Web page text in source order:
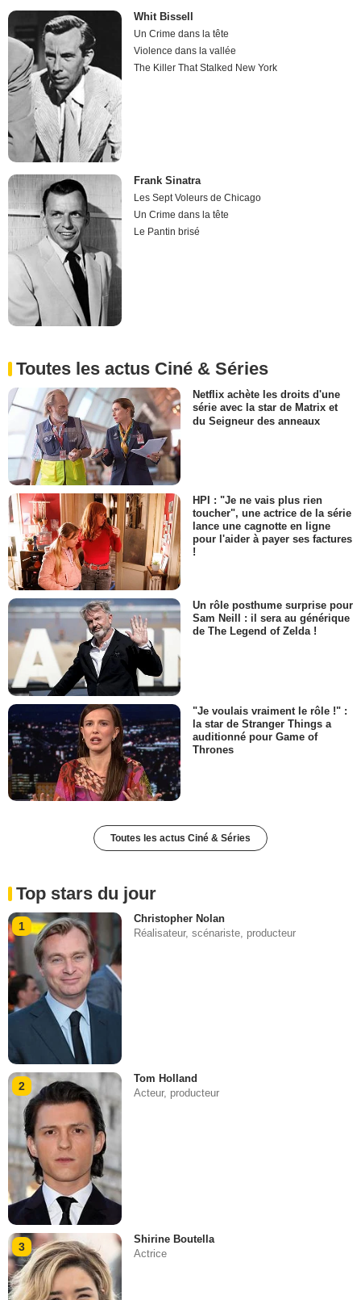
Whit Bissell
Un Crime dans la tête
Violence dans la vallée
The Killer That Stalked New York
Frank Sinatra
Les Sept Voleurs de Chicago
Un Crime dans la tête
Le Pantin brisé
Toutes les actus Ciné & Séries
Netflix achète les droits d'une
série avec la star de Matrix et
du Seigneur des anneaux
HPI : "Je ne vais plus rien
toucher", une actrice de la série
lance une cagnotte en ligne
pour l'aider à payer ses factures
!
Un rôle posthume surprise pour
Sam Neill : il sera au générique
de The Legend of Zelda !
"Je voulais vraiment le rôle !" :
la star de Stranger Things a
auditionné pour Game of
Thrones
Toutes les actus Ciné & Séries
Top stars du jour
1
Christopher Nolan
Réalisateur, scénariste, producteur
2
Tom Holland
Acteur, producteur
3
Shirine Boutella
Actrice